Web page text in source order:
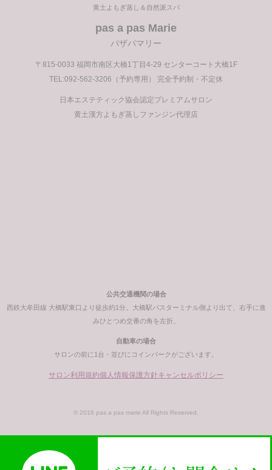
黄土よもぎ蒸し＆自然派スパ
pas a pas Marie
パザパマリー
〒815-0033 福岡市南区大橋1丁目4-29 センターコート大橋1F
TEL:092-562-3206（予約専用） 完全予約制・不定休
日本エステティック協会認定プレミアムサロン
黄土漢方よもぎ蒸しファンジン代理店
公共交通機関の場合
西鉄大牟田線 大橋駅東口より徒歩約1分。大橋駅バスターミナル側より出て、右手に進
みひとつめ交番の角を左折。
自動車の場合
サロンの前に1台・並びにコインパークがございます。
サロン利用規約個人情報保護方針キャンセルポリシー
© 2016 pas a pas marie All Rights Reserved.